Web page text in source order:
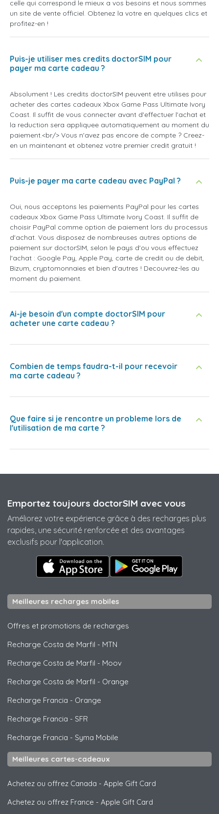
celle qui correspond le mieux a vos besoins et nous sommes
un site de vente officiel. Obtenez la votre en quelques clics et
profitez-en !
Puis-je utiliser mes credits doctorSIM pour
payer ma carte cadeau ?
Absolument ! Les credits doctorSIM peuvent etre utilises pour
acheter des cartes cadeaux Xbox Game Pass Ultimate Ivory
Coast. Il suffit de vous connecter avant d'effectuer l'achat et
la reduction sera appliquee automatiquement au moment du
paiement.<br/> Vous n'avez pas encore de compte ? Creez-
en un maintenant et obtenez votre premier credit gratuit !
Puis-je payer ma carte cadeau avec PayPal ?
Oui, nous acceptons les paiements PayPal pour les cartes
cadeaux Xbox Game Pass Ultimate Ivory Coast. Il suffit de
choisir PayPal comme option de paiement lors du processus
d'achat. Vous disposez de nombreuses autres options de
paiement sur doctorSIM, selon le pays d'ou vous effectuez
l'achat : Google Pay, Apple Pay, carte de credit ou de debit,
Bizum, cryptomonnaies et bien d'autres ! Decouvrez-les au
moment du paiement.
Ai-je besoin d'un compte doctorSIM pour
acheter une carte cadeau ?
Combien de temps faudra-t-il pour recevoir
ma carte cadeau ?
Que faire si je rencontre un probleme lors de
l'utilisation de ma carte ?
Emportez toujours doctorSIM avec vous
Améliorez votre expérience grâce à des recharges plus
rapides, une sécurité renforcée et des avantages
exclusifs pour l'application.
Meilleures recharges mobiles
Offres et promotions de recharges
Recharge Costa de Marfil - MTN
Recharge Costa de Marfil - Moov
Recharge Costa de Marfil - Orange
Recharge Francia - Orange
Recharge Francia - SFR
Recharge Francia - Syma Mobile
Meilleures cartes-cadeaux
Achetez ou offrez Canada - Apple Gift Card
Achetez ou offrez France - Apple Gift Card